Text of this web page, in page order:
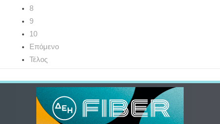
8
9
10
Επόμενο
Τέλος